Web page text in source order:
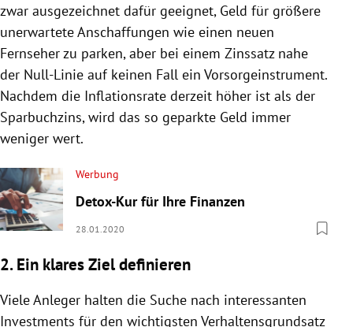
zwar ausgezeichnet dafür geeignet, Geld für größere
unerwartete Anschaffungen wie einen neuen
Fernseher zu parken, aber bei einem Zinssatz nahe
der Null-Linie auf keinen Fall ein Vorsorgeinstrument.
Nachdem die Inflationsrate derzeit höher ist als der
Sparbuchzins, wird das so geparkte Geld immer
weniger wert.
Werbung
Detox-Kur für Ihre Finanzen
28.01.2020
2. Ein klares Ziel definieren
Viele Anleger halten die Suche nach interessanten
Investments für den wichtigsten Verhaltensgrundsatz